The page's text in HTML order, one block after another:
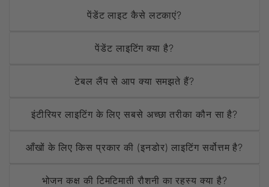
पेंडेंट लाइट कैसे लटकाएं?
पेंडेंट लाइटिंग क्या है?
टेबल लैंप से आप क्या समझते हैं?
इंटीरियर लाइटिंग के लिए सबसे अच्छा तरीका कौन सा है?
आँखों के लिए किस प्रकार की (इनडोर) लाइटिंग सर्वोत्तम है?
भोजन कक्ष की टिमटिमाती रौशनी का रहस्य क्या है?